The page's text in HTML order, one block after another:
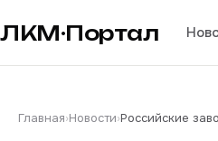
ЛКМ·Портал
Главная›Новости›Российские